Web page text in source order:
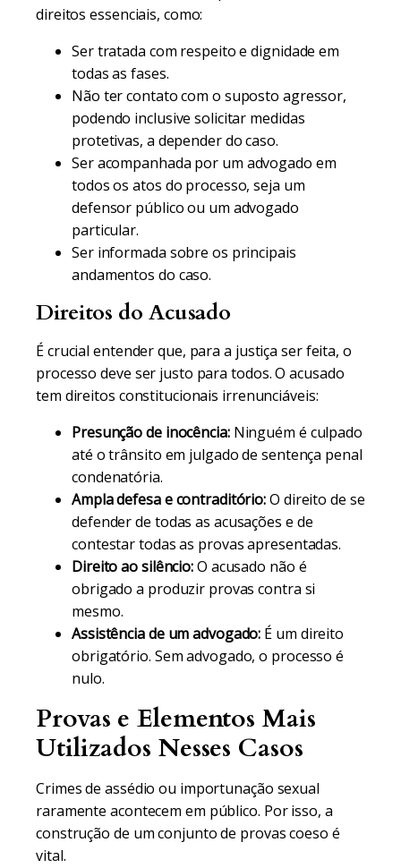
direitos essenciais, como:
Ser tratada com respeito e dignidade em
todas as fases.
Não ter contato com o suposto agressor,
podendo inclusive solicitar medidas
protetivas, a depender do caso.
Ser acompanhada por um advogado em
todos os atos do processo, seja um
defensor público ou um advogado
particular.
Ser informada sobre os principais
andamentos do caso.
Direitos do Acusado
É crucial entender que, para a justiça ser feita, o
processo deve ser justo para todos. O acusado
tem direitos constitucionais irrenunciáveis:
Presunção de inocência:Ninguém é culpado
até o trânsito em julgado de sentença penal
condenatória.
Ampla defesa e contraditório:O direito de se
defender de todas as acusações e de
contestar todas as provas apresentadas.
Direito ao silêncio:O acusado não é
obrigado a produzir provas contra si
mesmo.
Assistência de um advogado: É um direito
obrigatório. Sem advogado, o processo é
nulo.
Provas e Elementos Mais
Utilizados Nesses Casos
Crimes de assédio ou importunação sexual
raramente acontecem em público. Por isso, a
construção de um conjunto de provas coeso é
vital.